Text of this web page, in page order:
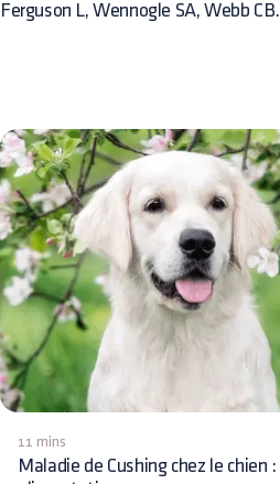
Ferguson L, Wennogle SA, Webb CB.
11 mins
Maladie de Cushing chez le chien :